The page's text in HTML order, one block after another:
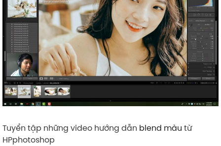
Tuyển tập những video hướng dẫn blend màu từ
HPphotoshop